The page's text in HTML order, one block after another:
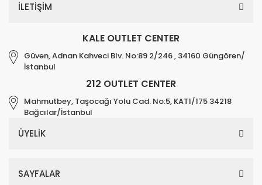
İLETİŞİM
KALE OUTLET CENTER
Güven, Adnan Kahveci Blv. No:89 2/246 , 34160 Güngören/
İstanbul
212 OUTLET CENTER
Mahmutbey, Taşocağı Yolu Cad. No:5, KAT1/175 34218
Bağcılar/İstanbul
ÜYELİK
SAYFALAR